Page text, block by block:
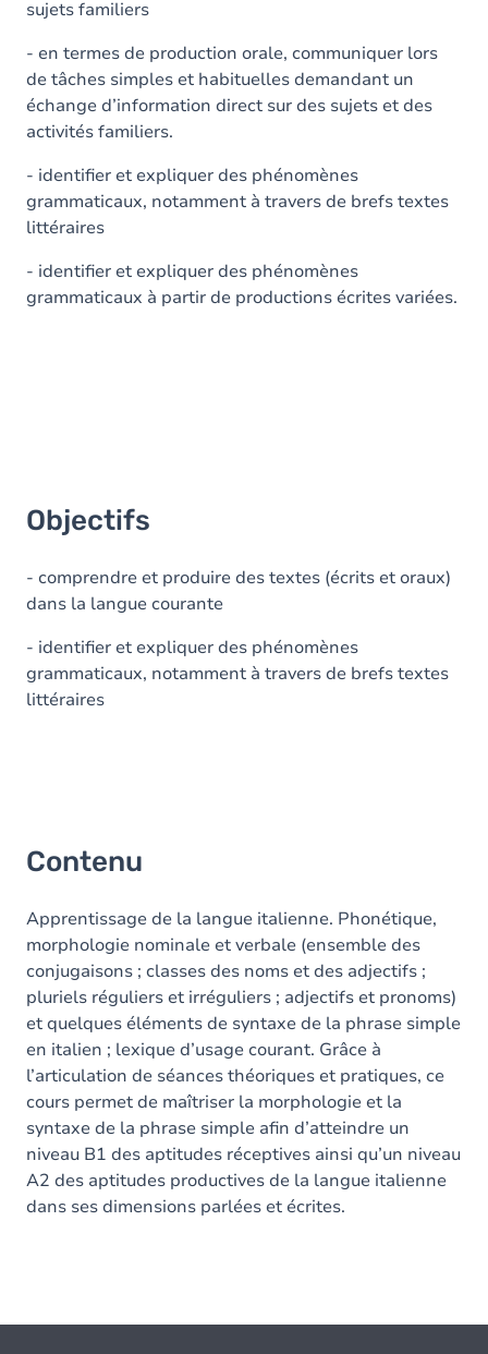
sujets familiers
- en termes de production orale, communiquer lors
de tâches simples et habituelles demandant un
échange d’information direct sur des sujets et des
activités familiers.
- identifier et expliquer des phénomènes
grammaticaux, notamment à travers de brefs textes
littéraires
- identifier et expliquer des phénomènes
grammaticaux à partir de productions écrites variées.
Objectifs
- comprendre et produire des textes (écrits et oraux)
dans la langue courante
- identifier et expliquer des phénomènes
grammaticaux, notamment à travers de brefs textes
littéraires
Contenu
Apprentissage de la langue italienne. Phonétique,
morphologie nominale et verbale (ensemble des
conjugaisons ; classes des noms et des adjectifs ;
pluriels réguliers et irréguliers ; adjectifs et pronoms)
et quelques éléments de syntaxe de la phrase simple
en italien ; lexique d’usage courant. Grâce à
l’articulation de séances théoriques et pratiques, ce
cours permet de maîtriser la morphologie et la
syntaxe de la phrase simple afin d’atteindre un
niveau B1 des aptitudes réceptives ainsi qu’un niveau
A2 des aptitudes productives de la langue italienne
dans ses dimensions parlées et écrites.